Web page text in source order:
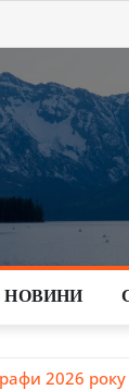
НОВИНИ
2026 року